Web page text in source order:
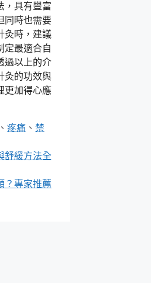
，具有豐富
同時也需要
灸時，建議
定最適合自
過以上的介
灸的功效與
更加得心應
、 疼痛 、 禁
舒緩方法全
？專家推薦